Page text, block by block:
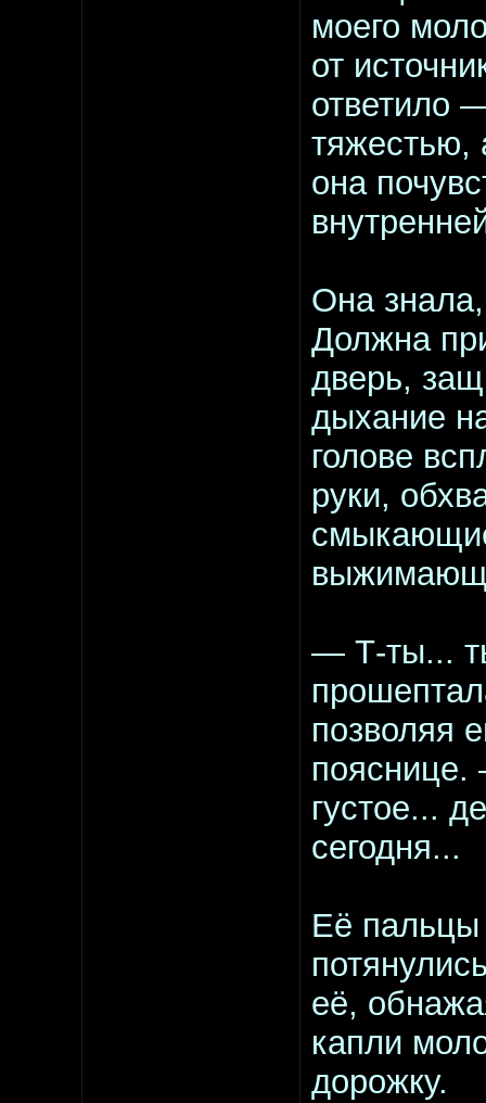
моего
от
ответило
тяжестью,
она
Она
Должна
дверь,
дыхание
голове
руки,
— Т-ты...
позволяя
пояснице.
густое...
сегодня...
Её
её,
капли
дорожку.